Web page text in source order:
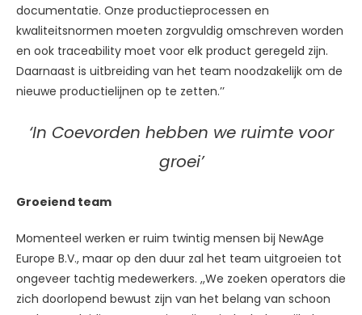
documentatie. Onze productieprocessen en
kwaliteitsnormen moeten zorgvuldig omschreven worden
en ook traceability moet voor elk product geregeld zijn.
Daarnaast is uitbreiding van het team noodzakelijk om de
nieuwe productielijnen op te zetten.’’
‘In Coevorden hebben we ruimte voor
groei’
Groeiend team
Momenteel werken er ruim twintig mensen bij NewAge
Europe B.V., maar op den duur zal het team uitgroeien tot
ongeveer tachtig medewerkers. ,,We zoeken operators die
zich doorlopend bewust zijn van het belang van schoon